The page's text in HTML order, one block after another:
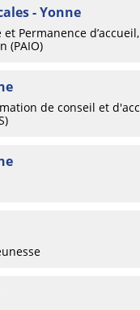
- Yonne
Permanence
(PAIO)
de conseil et